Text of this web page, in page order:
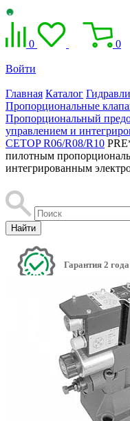
0 0
Войти
Главная Каталог
Пропорциональные
Пропорциональный
управлением и
CETOP R06/R08/R10
пилотным
интегрированным
Найти
Гарантия 2 года